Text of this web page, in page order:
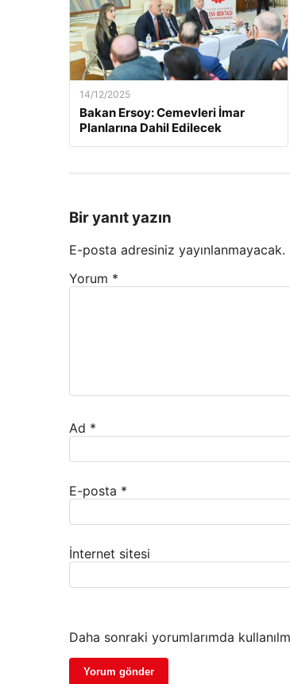
14/12/2025
Bakan Ersoy: Cemevleri İmar
Planlarına Dahil Edilecek
Bir yanıt yazın
E-posta adresiniz yayınlanmayacak.
Yorum *
Ad *
E-posta *
İnternet sitesi
Daha sonraki yorumlarımda